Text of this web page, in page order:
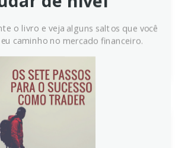
está em 99.40 e 100.50/60,
98.30 e 97.50.
o livro e veja alguns saltos que você
caminho no mercado financeiro.